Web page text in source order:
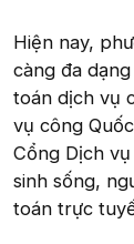
Hiện nay,
càng đa
toán dịch vụ
vụ công
Cổng Dịch
sinh sống,
toán trực